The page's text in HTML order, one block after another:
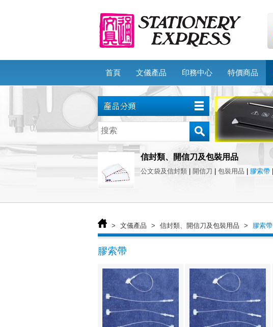
首頁 文儀產品 印務中心 特價商品
信封類、開信刀及包裝用品
公文袋及信封類 開信刀 包裝用品 膠索帶
> 文儀產品 > 信封類、開信刀及包裝用品 > 膠索帶
膠索帶